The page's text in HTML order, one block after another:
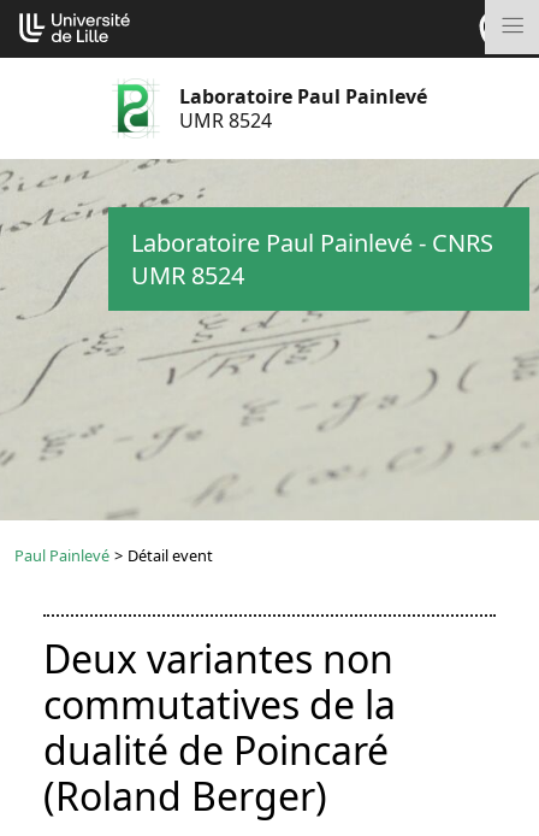
Aller
au
contenu
Laboratoire Paul Painlevé
UMR 8524
Laboratoire Paul Painlevé - CNRS
UMR 8524
Paul Painlevé > Détail event
Deux variantes non
commutatives de la
dualité de Poincaré
(Roland Berger)
Cookies management panel